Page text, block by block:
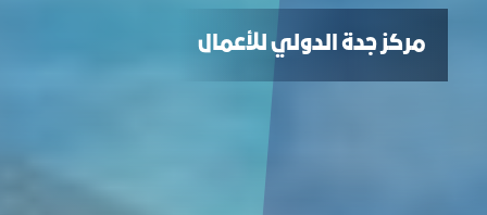
مركز جدة الدولي للأعمال